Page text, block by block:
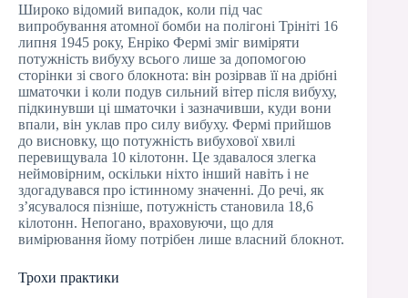
Широко відомий випадок, коли під час
випробування атомної бомби на полігоні Трініті 16
липня 1945 року, Енріко Фермі зміг виміряти
потужність вибуху всього лише за допомогою
сторінки зі свого блокнота: він розірвав її на дрібні
шматочки і коли подув сильний вітер після вибуху,
підкинувши ці шматочки і зазначивши, куди вони
впали, він уклав про силу вибуху. Фермі прийшов
до висновку, що потужність вибухової хвилі
перевищувала 10 кілотонн. Це здавалося злегка
неймовірним, оскільки ніхто інший навіть і не
здогадувався про істинному значенні. До речі, як
з’ясувалося пізніше, потужність становила 18,6
кілотонн. Непогано, враховуючи, що для
вимірювання йому потрібен лише власний блокнот.
Трохи практики